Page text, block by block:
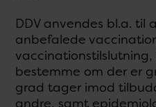
DDV anvendes bl.a. til
anbefalede
bestemme om der er
grad tager imod
andre, samt